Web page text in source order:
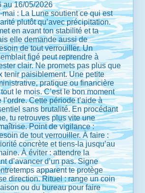
au 16/05/2026
: La Lune soutient ce qui est
plutôt qu’avec précipitation.
en avant ton stabilité et ta
elle demande aussi de
de tout verrouiller. Un
figé peut reprendre à
clair. Ne promets pas plus que
tenir paisiblement. Une petite
pratique ou financière
le mois. C’est le bon moment
Cette période t’aide à
sans brutalité. En procédant
tu retrouves plus vite une
Point de vigilance :
de tout verrouiller. À faire :
concrète et tiens-la jusqu’au
À éviter : attendre la
d’avancer d’un pas. Signe
apparent te protège
direction. Rituel : range un coin
ou du bureau pour faire